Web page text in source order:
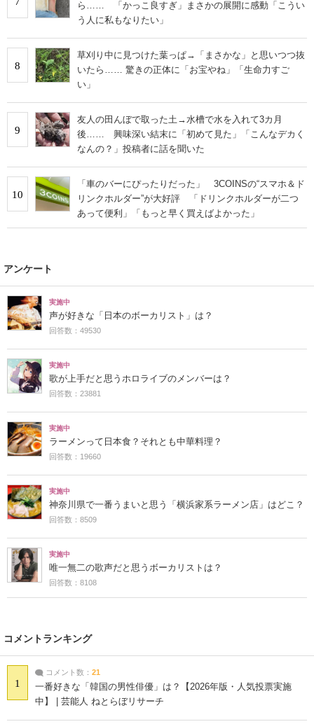
ら…… 「かっこ良すぎ」まさかの展開に感動「こうい
う人に私もなりたい」
8
草刈り中に見つけた葉っぱ→「まさかな」と思いつつ抜
いたら…… 驚きの正体に「お宝やね」「生命力すご
い」
9
友人の田んぼで取った土→水槽で水を入れて3カ月
後…… 興味深い結末に「初めて見た」「こんなデカく
なんの？」投稿者に話を聞いた
10
「車のバーにぴったりだった」 3COINSの“スマホ＆ド
リンクホルダー”が大好評 「ドリンクホルダーが二つ
あって便利」「もっと早く買えばよかった」
アンケート
実施中
声が好きな「日本のボーカリスト」は？
回答数：49530
実施中
歌が上手だと思うホロライブのメンバーは？
回答数：23881
実施中
ラーメンって日本食？それとも中華料理？
回答数：19660
実施中
神奈川県で一番うまいと思う「横浜家系ラーメン店」はどこ？
回答数：8509
実施中
唯一無二の歌声だと思うボーカリストは？
回答数：8108
コメントランキング
1
コメント数： 21
一番好きな「韓国の男性俳優」は？【2026年版・人気投票実施
中】 | 芸能人 ねとらぼリサーチ